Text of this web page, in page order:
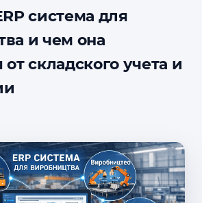
система для
и чем она
от складского учета и